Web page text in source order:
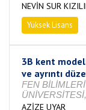
NEVİN SUR
Yüksek Lisans
3B kent
ve ayrıntı
FEN
AZİZE UYAR